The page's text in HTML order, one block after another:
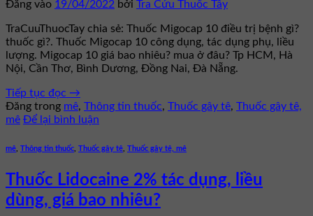
Đăng vào 19/04/2022 bởi Tra Cứu Thuốc Tây
TraCuuThuocTay chia sẻ: Thuốc Migocap 10 điều trị bệnh gì?
thuốc gì?. Thuốc Migocap 10 công dụng, tác dụng phụ, liều
lượng. Migocap 10 giá bao nhiêu? mua ở đâu? Tp HCM, Hà
Nội, Cần Thơ, Bình Dương, Đồng Nai, Đà Nẵng.
Tiếp tục đọc →
Đăng trong mê, Thông tin thuốc, Thuốc gây tê, Thuốc gây tê,
mê Để lại bình luận
mê Thông tin thuốc Thuốc gây tê Thuốc gây tê, mê
Thuốc Lidocaine 2% tác dụng, liều
dùng, giá bao nhiêu?